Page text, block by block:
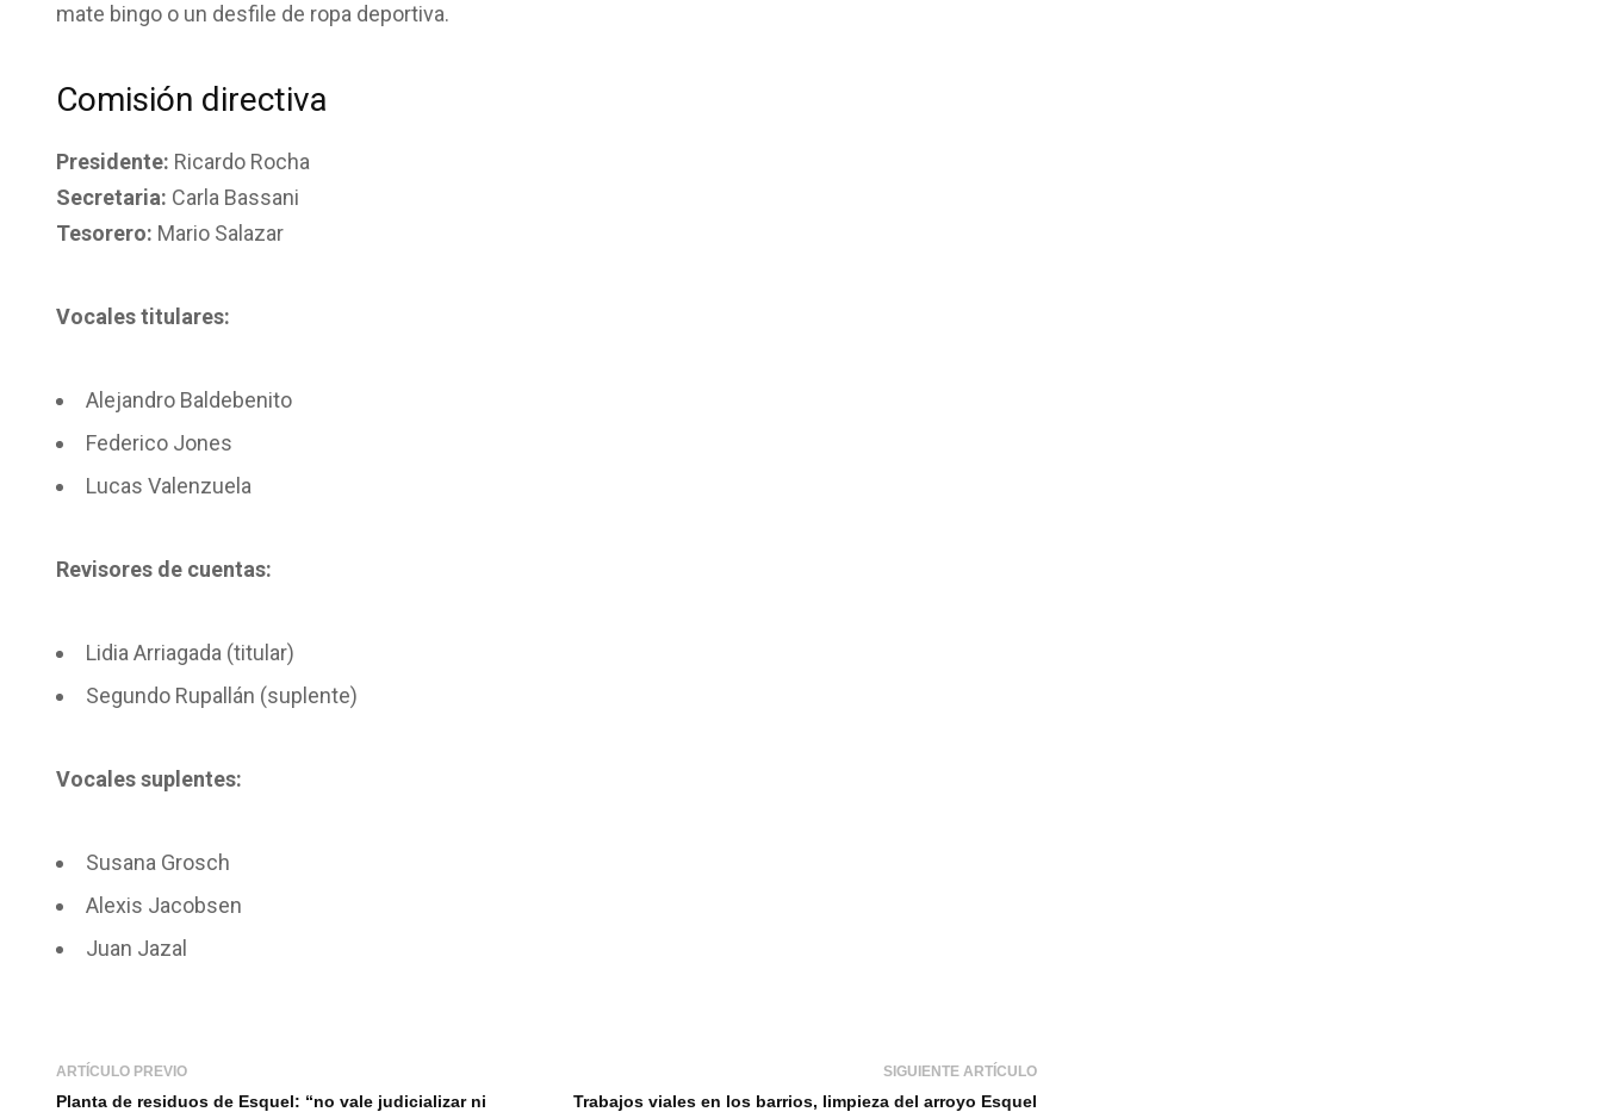
mate bingo o un desfile de ropa deportiva.
Comisión directiva
Presidente: Ricardo Rocha
Secretaria: Carla Bassani
Tesorero: Mario Salazar
Vocales titulares:
Alejandro Baldebenito
Federico Jones
Lucas Valenzuela
Revisores de cuentas:
Lidia Arriagada (titular)
Segundo Rupallán (suplente)
Vocales suplentes:
Susana Grosch
Alexis Jacobsen
Juan Jazal
ARTÍCULO PREVIO
Planta de residuos de Esquel: “no vale judicializar ni
SIGUIENTE ARTÍCULO
Trabajos viales en los barrios, limpieza del arroyo Esquel